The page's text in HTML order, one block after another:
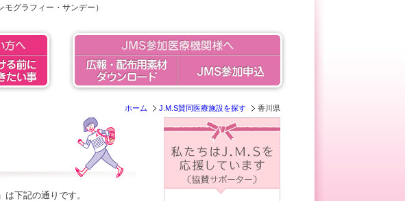
グラフィー・サンデー）
ホーム J.M.S賛同医療施設を探す 香川県
下記の通りです。